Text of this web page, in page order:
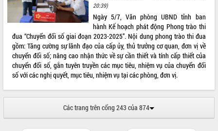
20:39)
Ngày 5/7, Văn phòng UBND tỉnh ban
hành Kế hoạch phát động Phong trào thi
đua “Chuyển đổi số giai đoạn 2023-2025”. Nội dung phong trào thi đua
gồm: Tăng cường sự lãnh đạo của cấp ủy, thủ trưởng cơ quan, đơn vị về
chuyển đổi số; nâng cao nhận thức về sự cần thiết và tính cấp thiết của
chuyển đổi số, gắn tuyên truyền các mục tiêu, nhiệm vụ của chuyển đổi
số với các nghị quyết, mục tiêu, nhiệm vụ tại các phòng, đơn vị.
Các trang trên cổng 243 của 874